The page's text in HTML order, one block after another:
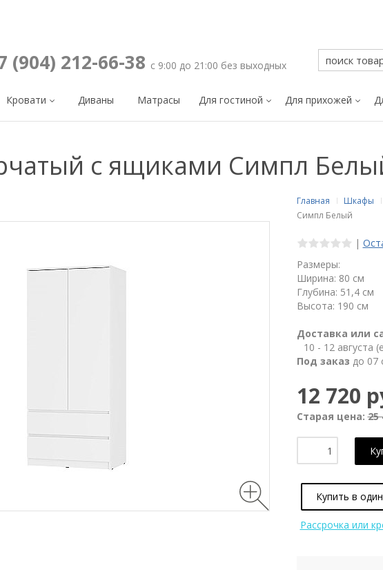
(904) 212-66-38 с 9:00 до 21:00 без выходных
Кровати Диваны Матрасы Для гостиной Для прихожей
с ящиками Симпл
Главная
Шкафы
Симпл Белый
|
Размеры:
Ширина: 80 см
Глубина: 51,4 см
Высота: 190 см
Доставка или
10 - 12 августа
Под заказ до 07
12 720
Старая цена:25
Купить в
Рассрочка или